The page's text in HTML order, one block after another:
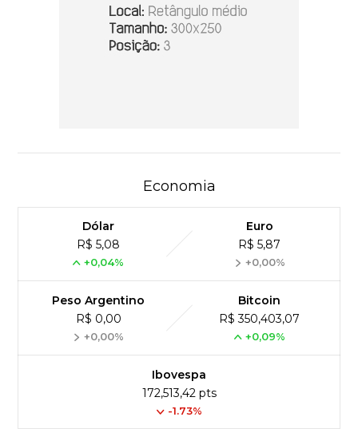
Economia
Dólar
R$ 5,08
+0,04%
Euro
R$ 5,87
+0,00%
Peso Argentino
R$ 0,00
+0,00%
Bitcoin
R$ 350,403,07
+0,09%
Ibovespa
172,513,42 pts
-1.73%